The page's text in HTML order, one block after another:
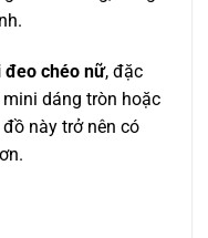
đeo chéo nữ, đặc
dáng tròn hoặc
này trở nên có